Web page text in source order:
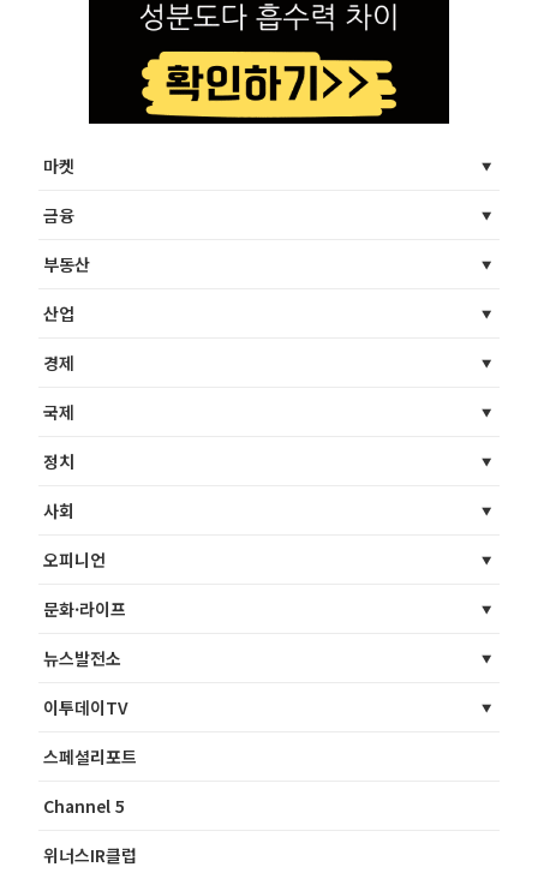
마켓
금융
부동산
산업
경제
국제
정치
사회
오피니언
문화·라이프
뉴스발전소
이투데이TV
스페셜리포트
Channel 5
위너스IR클럽